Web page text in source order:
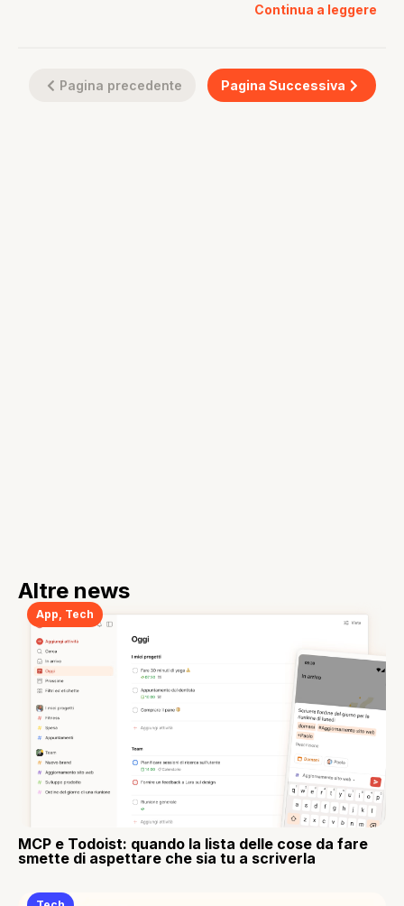
Continua a leggere
Pagina precedente Pagina Successiva
Altre news
App Tech
MCP e Todoist: quando la lista delle cose da fare
smette di aspettare che sia tu a scriverla